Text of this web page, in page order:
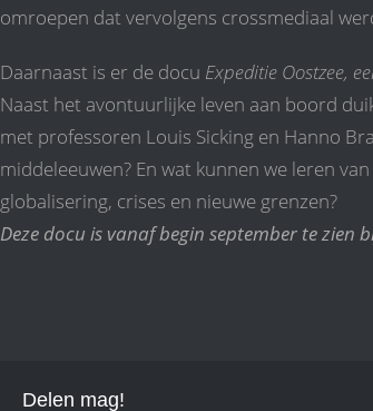
omroepen dat vervolgens crossmediaal
Daarnaast is er de docu Expeditie Oostzee,
Naast het avontuurlijke leven aan boord
met professoren Louis Sicking en Hanno
middeleeuwen? En wat kunnen we leren
globalisering, crises en nieuwe grenzen?
Deze docu is vanaf begin september te zien
Delen mag!